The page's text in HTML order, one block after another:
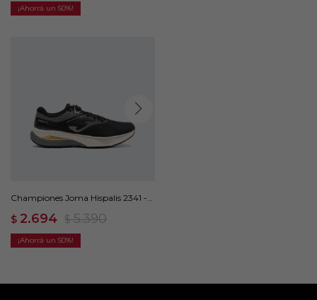
50
Championes Joma Hispalis 2341 -
$ 2.694 $ 5.390
50